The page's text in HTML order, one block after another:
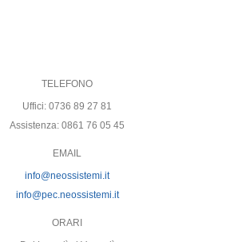
TELEFONO
Uffici: 0736 89 27 81
Assistenza: 0861 76 05 45
EMAIL
info@neossistemi.it
info@pec.neossistemi.it
ORARI